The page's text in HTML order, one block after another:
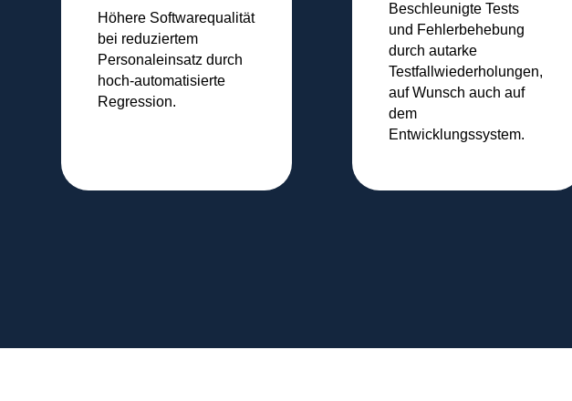
Höhere Softwarequalität
bei reduziertem
Personaleinsatz durch
hoch-automatisierte
Regression.
Beschleunigte Tests
und Fehlerbehebung
durch autarke
Testfallwiederholungen,
auf Wunsch auch auf
dem
Entwicklungssystem.